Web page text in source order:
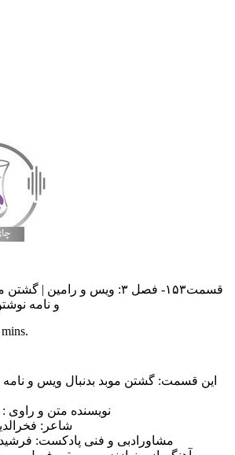
قسمت۱۵۳- فصل ۳: ویس و رامین |
و نامه
این قسمت: گشتن موبد بدنبال ویس و نامه
نویسنده متن و راوی
شاعر:
مشاورادبی و فنی پادکست: